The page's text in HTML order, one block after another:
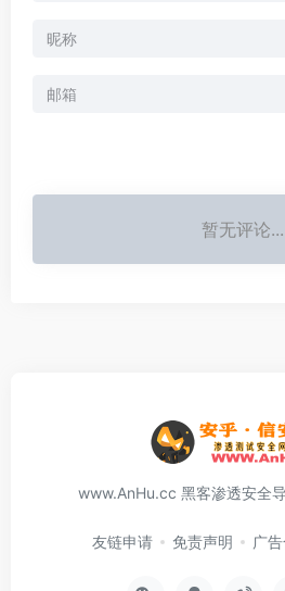
暂无评论...
www.AnHu.cc 黑客渗透安全
友链申请 免责声明 广